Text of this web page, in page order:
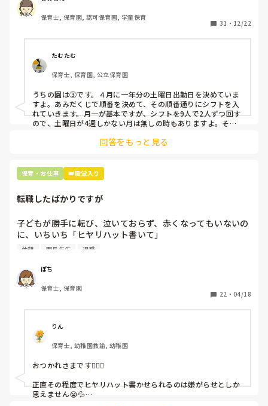
出勤が出来ない方ばかりです。
①土曜日の希望休は2日まで、と制限をかける
②毎月、必ず土曜保育に入ることのできる日を1日だけピッ
クアップしてもらう
③仮シフトが出た時、土曜出勤が難しければ自身で代わりの
人を交渉して見つけてもらう
上記のいずれかの対策を取り入れることを考えています。
保育士, 保育園, 認可保育園, 学童保育
31 ・ 12/22
たむたむ
保育士, 保育園, 公立保育園
うちの園は③です。４月に一年分の土曜日出勤日を決めていま
すよ。あみだくじで順番を決めて、その順番通りにシフトを入
れていきます。月一が基本ですが、シフトを9人で2人ずつ回す
ので、土曜日が4週しかない月は無しの時もありますよ。その
て貰い、主任に報告してます。
回答をもっと見る
保育・お仕事 👑殿堂入り
転職したばかりですが
子どもが勝手に転び、泣いておらず、赤くなってもいないの
に、いちいち「ヒヤリハット書いて」
と書かされ
（そう言う本人は書かない）
しかも、上司に↑この内容でも
ちゃんと考えて対策を練って書き込むようにと。
呼ばれて一緒に対策を考えさせられること多数
これだけで30〜40分拘束されて辛いです
皆さんの園はどうですか?
休憩 園長先生 退職
ぽち
保育士, 保育園
22 ・ 04/18
りん
保育士, 幼稚園教諭, 幼稚園
おつかれさまです🙇🏻‍♀️
正直その程度でヒヤリハット書かせられるのは嫌がらせとしか
思えません😭💦